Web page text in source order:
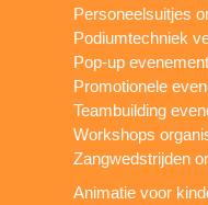
Personeelsuitjes
Podiumtechniek
Pop-up
Promotionele
Teambuilding
Workshops
Zangwedstrijden
Animatie voor